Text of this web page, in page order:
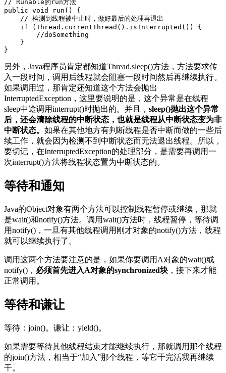
// Runable的run方法
public void run() {
    // 检测到线程被中止时，做好最后的处理再退出
    if (Thread.currentThread().isInterrupted()) {
        //doSomething
    }
}
另外，Java程序员肯定都知道Thread.sleep()方法，方法要求传
入一段时间，调用后线程就会阻塞一段时间然后再继续执行。
如果调用过，那肯定还知道这个方法会抛出
InterruptedException，这里要说明的是，这个异常是在线程
sleep中途调用interrupt()时抛出的。并且， sleep()抛出这个异常
后，还会清除线程的中断状态，也就是线程从中断状态变为非
中断状态。 如果在其他地方有判断线程是否中断而做的一些后
续工作，就会因为检测不到中断状态而无法退出线程。所以，
要切记，在InterruptedException的处理部分，是需要再调用一
次interrupt()方法将线程状态置为中断状态的。
等待和通知
Java的Object对象有两个方法可以控制线程暂停或继续，那就
是wait()和notify()方法。调用wait()方法时，线程暂停，等待调
用notify()，一旦有其他线程调用刚才对象的notify()方法，线程
就可以继续执行了。
调用这两个方法要注意的是，如果你要调用A对象的wait()或
notify()， 必须首先进入A对象的synchronized块 ，接下来才能
正常调用。
等待和谦让
等待：join()。谦让：yield()。
如果需要等待其他线程结束才能继续执行，那就调用那个线程
的join()方法，相当于“加入”那个线程，等它干完活我再继续
干。